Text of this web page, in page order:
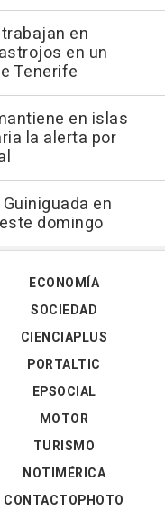
en
en un
Tenerife
en islas
la alerta por
en
domingo
ECONOMÍA
SOCIEDAD
CIENCIAPLUS
PORTALTIC
EPSOCIAL
MOTOR
TURISMO
NOTIMÉRICA
CONTACTOPHOTO